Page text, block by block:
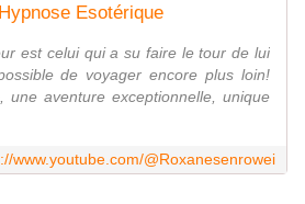
Esotérique
est celui qui a su faire le tour de lui
de voyager encore plus loin!
une aventure exceptionnelle, unique
www.youtube.com/@Roxanesenrowei